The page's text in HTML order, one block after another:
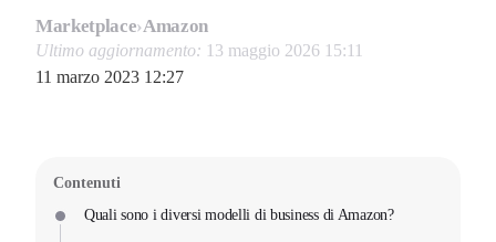
Marketplace›Amazon
Ultimo aggiornamento: 13 maggio 2026 15:11
11 marzo 2023 12:27
Contenuti
Quali sono i diversi modelli di business di Amazon?